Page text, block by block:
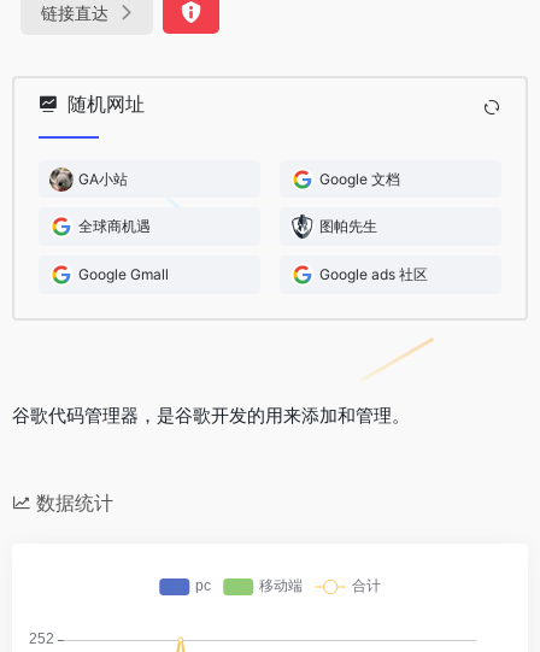
链接直达
随机网址
GA小站 Google 文档
全球商机遇 图帕先生
Google Gmall Google ads 社区
谷歌代码管理器，是谷歌开发的用来添加和管理。
数据统计